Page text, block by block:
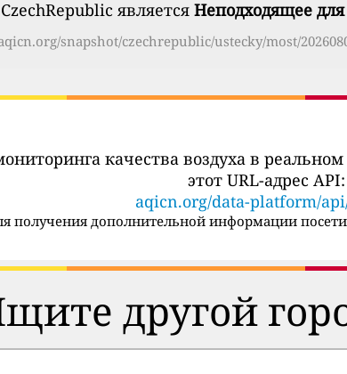
является Неподходящее
snapshot/czechrepublic/ustecky/most/
качества воздуха в
этот URL-адрес API:
aqicn.org/data-platform/
получения дополнительной информации
другой